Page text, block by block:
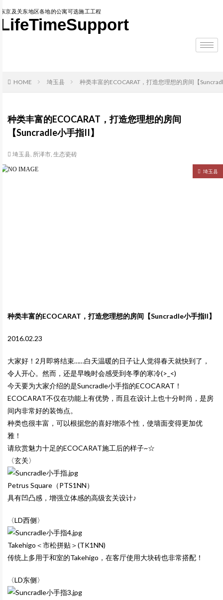
东京及关东地区各地的公寓可选施工工程
LifeTimeSupport
HOME 埼玉县 种类丰富的ECOCARAT，打造您理想的房间【
种类丰富的ECOCARAT，打造您理想的房间
【Suncradle小手指II】
埼玉县, 所泽市, 生态瓷砖
埼玉县
种类丰富的ECOCARAT，打造您理想的房间【Suncradle小手指II】
2016.02.23
大家好！2月即将结束……白天温暖的日子让人觉得春天就快到了，
令人开心。然而，还是早晚时会感受到冬季的寒冷(>_<)
今天要为大家介绍的是Suncradle小手指的ECOCARAT！
ECOCARAT不仅在功能上有优势，而且在设计上也十分时尚，是房
间内非常好的装饰点。
种类也很丰富，可以根据您的喜好增添个性，使墙面变得更加优
雅！
请欣赏魅力十足的ECOCARAT施工后的样子~☆
〈玄关〉
Petrus Square（PTS1NN）
具有凹凸感，增强立体感的高级玄关设计♪
〈LD西侧〉
Takehigo＜市松拼贴＞(TK1NN)
传统上多用于和室的Takehigo，在客厅使用大块砖也非常搭配！
〈LD东侧〉